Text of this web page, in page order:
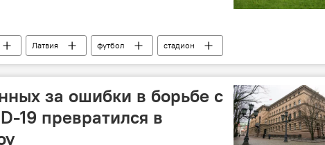
Латвия футбол стадион
за ошибки в борьбе с
19 превратился в